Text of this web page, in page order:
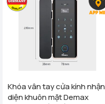
Khóa vân tay cửa kính nhận
diện khuôn mặt Demax